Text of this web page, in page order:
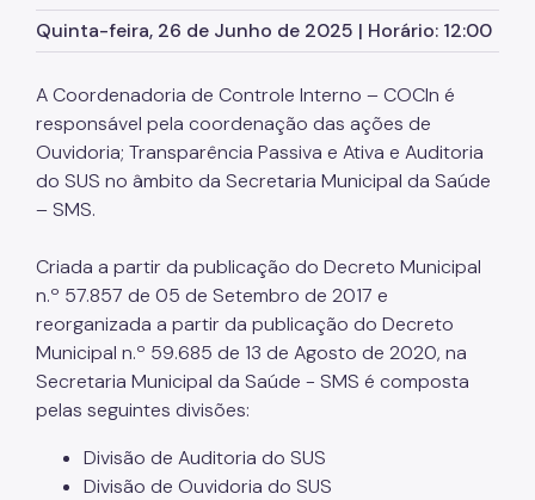
Assessoria de Planejamento – Asplan
Atenção Básica
Atenção Especializada
Atenção Hospitalar
Acumulação
Biblioteca de Saúde
Cadastro Nacional de Estabelecimento de Saúde
(CNES)
Comitê de Ética em Pesquisa com Seres Humanos
Conselho Municipal de Saúde
Quinta-feira, 26 de Junho de 2025 | Horário: 12:00
A Coordenadoria de Controle Interno – COCIn é
responsável pela coordenação das ações de
Ouvidoria; Transparência Passiva e Ativa e Auditoria
do SUS no âmbito da Secretaria Municipal da Saúde
– SMS.
Criada a partir da publicação do Decreto Municipal
n.º 57.857 de 05 de Setembro de 2017 e
reorganizada a partir da publicação do Decreto
Municipal n.º 59.685 de 13 de Agosto de 2020, na
Secretaria Municipal da Saúde - SMS é composta
pelas seguintes divisões:
Divisão de Auditoria do SUS
Divisão de Ouvidoria do SUS